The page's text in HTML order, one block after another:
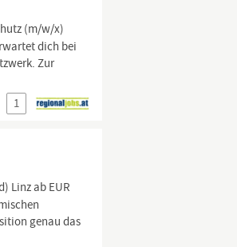
(m/w/x)
dich bei
Zur
1
Linz ab EUR
genau das